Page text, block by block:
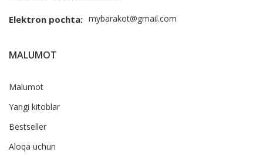
Elektron pochta: mybarakot@gmail.com
MALUMOT
Malumot
Yangi kitoblar
Bestseller
Aloqa uchun